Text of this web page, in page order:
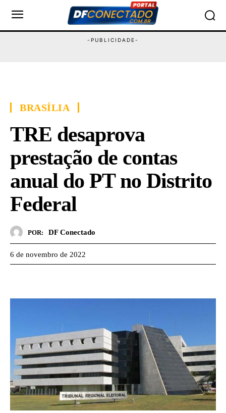
BRASÍLIA
TRE desaprova
prestação de contas
anual do PT no Distrito
Federal
POR: DF Conectado
6 de novembro de 2022